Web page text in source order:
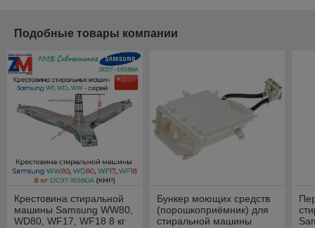
Подобные товары компании
Крестовина стиральной
машины Samsung WW80,
WD80, WF17, WF18 8 кг
Бункер моющих средств
(порошкоприёмник) для
стиральной машины